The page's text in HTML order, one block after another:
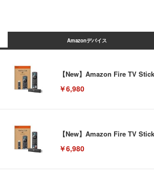
Amazonデバイス
【New】Amazon Fire TV
￥6,980
【New】Amazon Fire TV
￥6,980